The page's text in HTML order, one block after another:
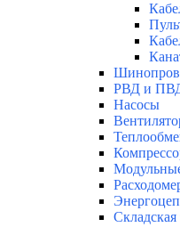
РВД и
Насосы
Складская